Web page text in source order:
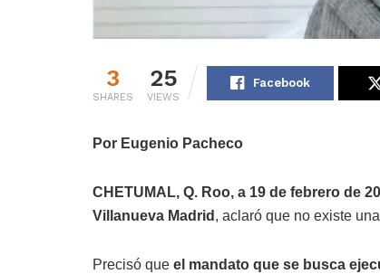
3
SHARES
25
VIEWS
Facebook
Por Eugenio Pacheco
CHETUMAL, Q. Roo, a 19 de febrero de
Villanueva Madrid , aclaró que no existe
Precisó que el mandato que se busca